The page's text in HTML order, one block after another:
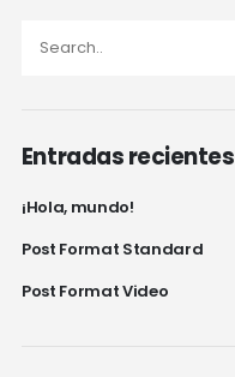
Entradas recientes
¡Hola, mundo!
Post Format Standard
Post Format Video